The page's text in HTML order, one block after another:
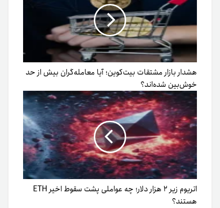
هشدار بازار مشتقات بیت‌کوین؛ آیا معامله‌گران بیش از حد
خوش‌بین شده‌اند؟
اتریوم زیر ۲ هزار دلار؛ چه عواملی پشت سقوط اخیر ETH
هستند؟